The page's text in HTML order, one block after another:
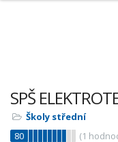
SPŠ
Školy střední
80
(1